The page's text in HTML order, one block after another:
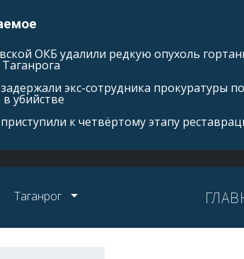
ОКБ удалили редкую опухоль
экс-сотрудника прокуратуры по
убийстве
к четвёртому этапу
Таганрог